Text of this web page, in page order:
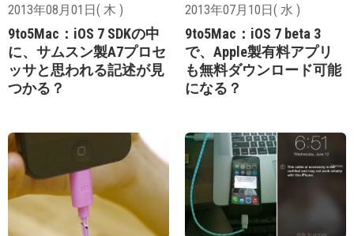
2013年08月01日( 木 )
9to5Mac：iOS 7 SDKの中
に、サムスン製A7プロセ
ッサと思われる記述が見
つかる？
2013年07月10日( 水 )
9to5Mac：iOS 7 beta 3
で、Apple製有料アプリ
も無料ダウンロード可能
になる？